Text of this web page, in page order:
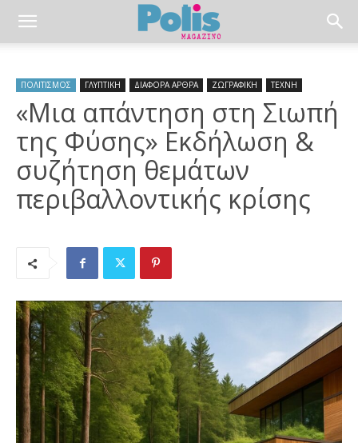
ΠΟΛΙΤΙΣΜΟΣ ΓΛΥΠΤΙΚΗ ΔΙΑΦΟΡΑ ΑΡΘΡΑ ΖΩΓΡΑΦΙΚΗ ΤΕΧΝΗ
«Μια απάντηση στη Σιωπή
της Φύσης» Εκδήλωση &
συζήτηση θεμάτων
περιβαλλοντικής κρίσης